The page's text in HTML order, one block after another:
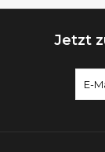
Jetzt